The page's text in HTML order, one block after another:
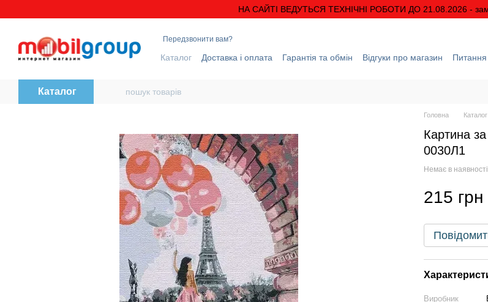
НА САЙТІ ВЕДУТЬСЯ ТЕХНІЧНІ РОБОТИ ДО 21.08.2026 -
Передзвонити вам?
Каталог Доставка і оплата Гарантія та обмін Відгуки про магазин
Питання
Каталог
Головна Каталог
Картина
0030Л1
Немає в наявності
215 грн
Виробник